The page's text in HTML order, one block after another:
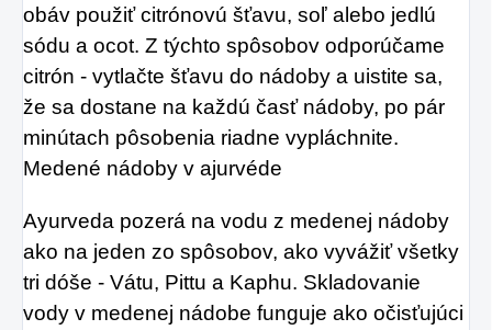
obáv použiť citrónovú šťavu, soľ alebo jedlú
sódu a ocot. Z týchto spôsobov odporúčame
citrón - vytlačte šťavu do nádoby a uistite sa,
že sa dostane na každú časť nádoby, po pár
minútach pôsobenia riadne vypláchnite.
Medené nádoby v ajurvéde
Ayurveda pozerá na vodu z medenej nádoby
ako na jeden zo spôsobov, ako vyvážiť všetky
tri dóše - Vátu, Pittu a Kaphu. Skladovanie
vody v medenej nádobe funguje ako očisťujúci